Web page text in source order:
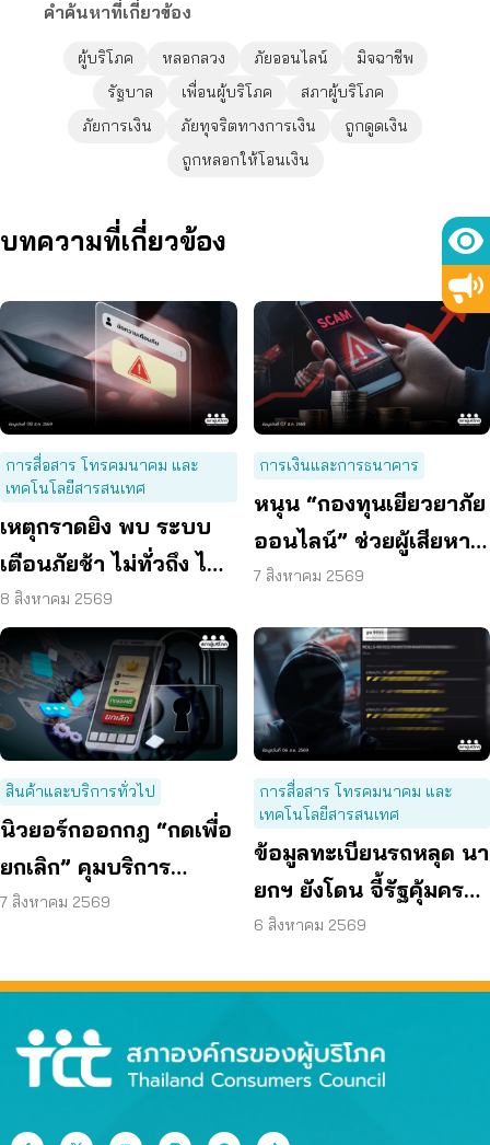
คำค้นหาที่เกี่ยวข้อง
ผู้บริโภค หลอกลวง ภัยออนไลน์
มิจฉาชีพ
รัฐบาล
เพื่อนผู้บริโภค
สภาผู้บริโภค
ภัยการเงิน
ภัยทุจริตทางการเงิน
ถูกดูดเงิน
ถูกหลอกให้โอนเงิน
บทความที่เกี่ยวข้อง
การสื่อสาร โทรคมนาคม และ
เทคโนโลยีสารสนเทศ
เหตุกราดยิง พบ ระบบ
เตือนภัยช้า ไม่ทั่วถึง ไม่
ชัดเจน
8 สิงหาคม 2569
การเงินและการธนาคาร
หนุน “กองทุนเยียวยาภัย
ออนไลน์” ช่วยผู้เสียหาย
ตั้งหลักได้ รวดเร็ว ทัน
7 สิงหาคม 2569
สินค้าและบริการทั่วไป
นิวยอร์กออกกฎ “กดเพื่อ
ยกเลิก” คุมบริการ
ออนไลน์ ต่ออายุสมาชิก
7 สิงหาคม 2569
การสื่อสาร โทรคมนาคม และ
เทคโนโลยีสารสนเทศ
ข้อมูลทะเบียนรถหลุด นา
ยกฯ ยังโดน จี้รัฐคุ้มครอง
ข้อมูลส่วนบุคคล
6 สิงหาคม 2569